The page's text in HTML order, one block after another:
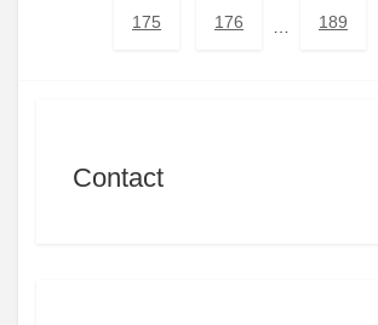
175 176 189
Contact